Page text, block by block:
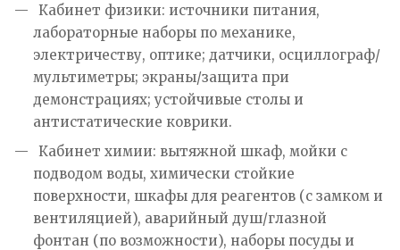
Кабинет физики: источники питания,
лабораторные наборы по механике,
электричеству, оптике; датчики, осциллограф/
мультиметры; экраны/защита при
демонстрациях; устойчивые столы и
антистатические коврики.
Кабинет химии: вытяжной шкаф, мойки с
подводом воды, химически стойкие
поверхности, шкафы для реагентов (с замком и
вентиляцией), аварийный душ/глазной
фонтан (по возможности), наборы посуды и